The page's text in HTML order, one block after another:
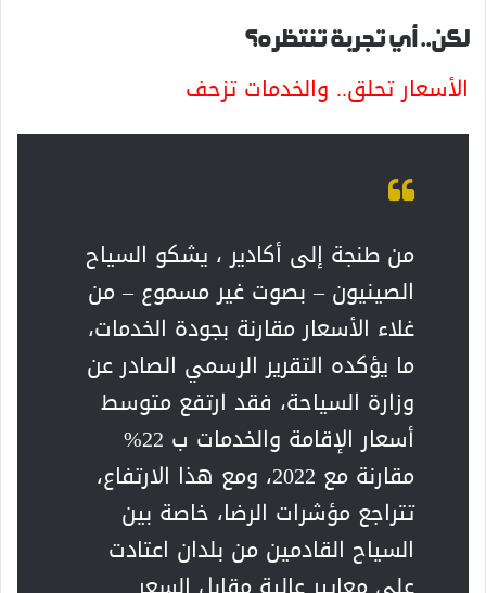
لكن.. أي تجربة تنتظره؟
الأسعار تحلق.. والخدمات تزحف
من طنجة إلى أكادير ، يشكو السياح
الصينيون – بصوت غير مسموع – من
غلاء الأسعار مقارنة بجودة الخدمات،
ما يؤكده التقرير الرسمي الصادر عن
وزارة السياحة، فقد ارتفع متوسط
أسعار الإقامة والخدمات ب 22%
مقارنة مع 2022، ومع هذا الارتفاع،
تتراجع مؤشرات الرضا، خاصة بين
السياح القادمين من بلدان اعتادت